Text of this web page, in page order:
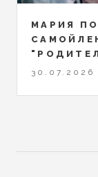
МАРИЯ
30.07.2026